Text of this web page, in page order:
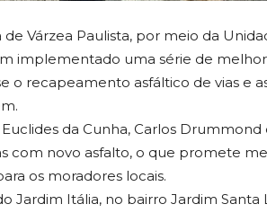
de Várzea Paulista, por meio da
implementado uma série de
o recapeamento asfáltico de vias e
da Cunha, Carlos
com novo asfalto, o que promete
os moradores locais.
Jardim Itália, no bairro Jardim